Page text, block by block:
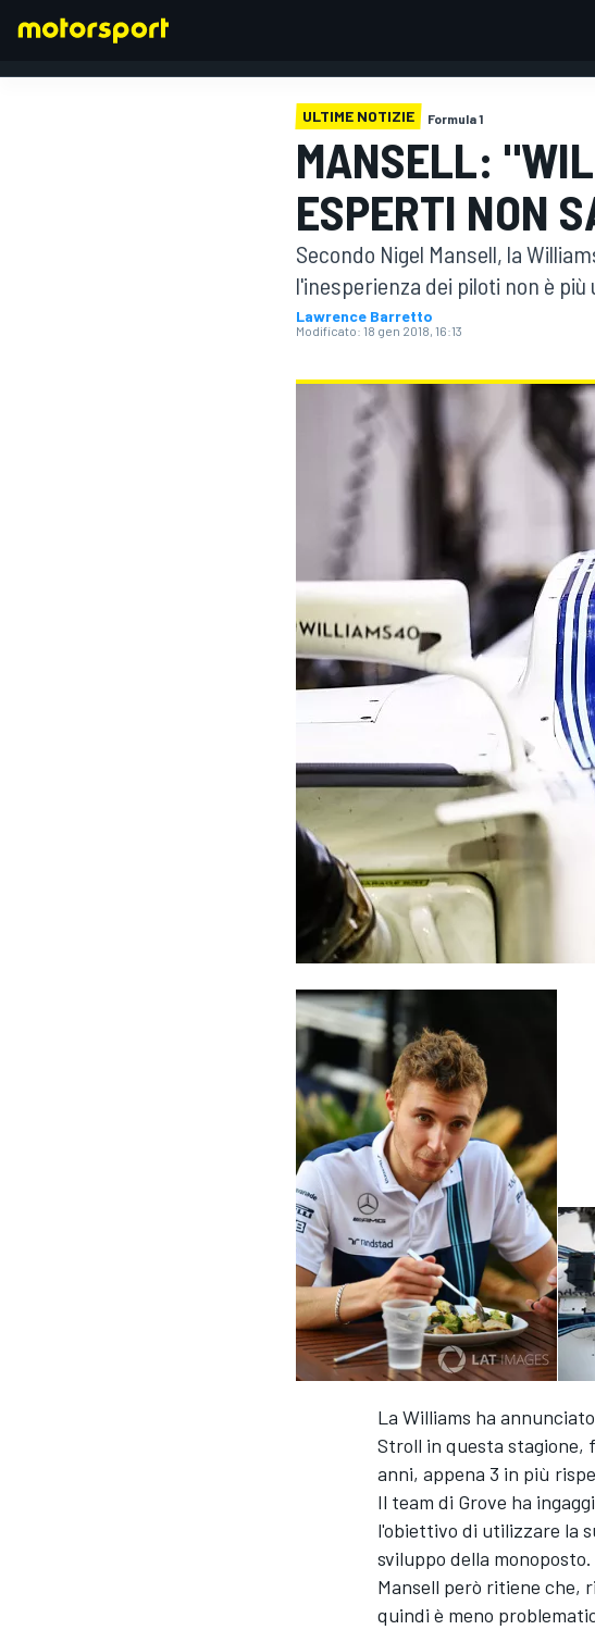
WEC
ULTIME NOTIZIE Formula 1
MANSELL:
ESPERTI NON
Secondo Nigel Mansell, la
l'inesperienza dei piloti non è
Lawrence Barretto
Modificato: 18 gen 2018, 16:13
La Williams ha
Stroll in questa stagione,
anni, appena 3 in più
Il team di Grove ha
l'obiettivo di utilizzare la
sviluppo della monoposto.
Mansell però ritiene che,
quindi è meno